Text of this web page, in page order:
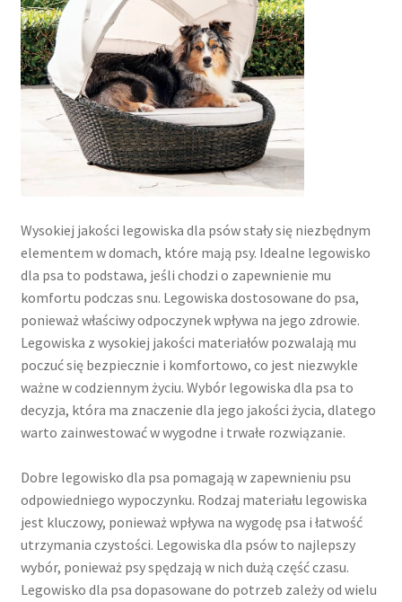
Wysokiej jakości legowiska dla psów stały się niezbędnym
elementem w domach, które mają psy. Idealne legowisko
dla psa to podstawa, jeśli chodzi o zapewnienie mu
komfortu podczas snu. Legowiska dostosowane do psa,
ponieważ właściwy odpoczynek wpływa na jego zdrowie.
Legowiska z wysokiej jakości materiałów pozwalają mu
poczuć się bezpiecznie i komfortowo, co jest niezwykle
ważne w codziennym życiu. Wybór legowiska dla psa to
decyzja, która ma znaczenie dla jego jakości życia, dlatego
warto zainwestować w wygodne i trwałe rozwiązanie.
Dobre legowisko dla psa pomagają w zapewnieniu psu
odpowiedniego wypoczynku. Rodzaj materiału legowiska
jest kluczowy, ponieważ wpływa na wygodę psa i łatwość
utrzymania czystości. Legowiska dla psów to najlepszy
wybór, ponieważ psy spędzają w nich dużą część czasu.
Legowisko dla psa dopasowane do potrzeb zależy od wielu